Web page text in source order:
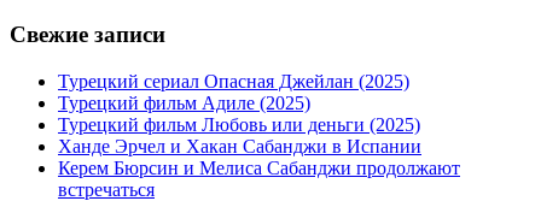
Свежие записи
Турецкий сериал Опасная Джейлан (2025)
Турецкий фильм Адиле (2025)
Турецкий фильм Любовь или деньги (2025)
Ханде Эрчел и Хакан Сабанджи в Испании
Керем Бюрсин и Мелиса Сабанджи продолжают
встречаться